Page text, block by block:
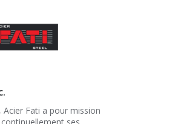
Acier Fati a pour mission